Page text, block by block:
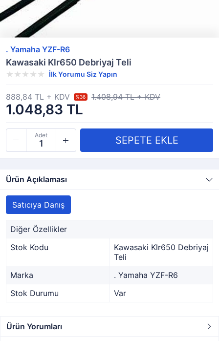
. Yamaha YZF-R6
Kawasaki Klr650 Debriyaj Teli
İlk Yorumu Siz Yapın
1.048,83 TL
888,84 TL + KDV %36 1.408,94 TL + KDV
Adet
Ürün Açıklaması
Satıcıya Danış
Diğer Özellikler
Stok Kodu
Kawasaki Klr650 Debriyaj
Teli
Marka
. Yamaha YZF-R6
Stok Durumu
Var
Ürün Yorumları